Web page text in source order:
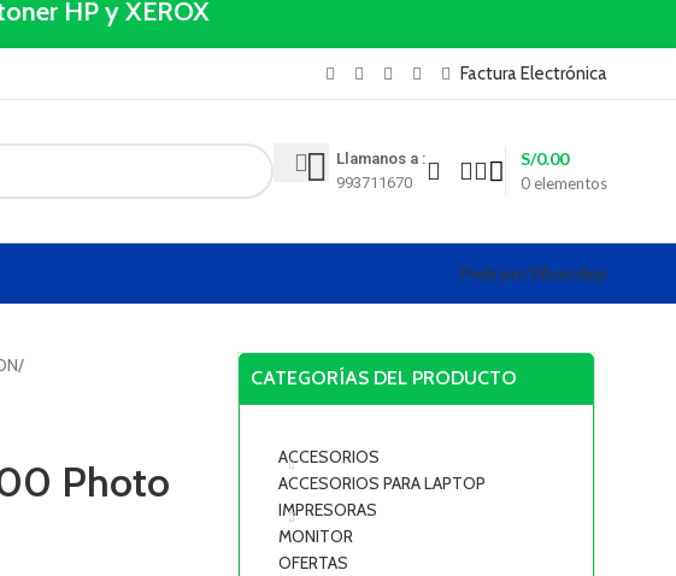
HP y XEROX
Factura Electrónica
Llamanos a :
993711670
0 elementos
S/0.00
Pedir por WhastApp
/
Photo
CATEGORÍAS DEL PRODUCTO
ACCESORIOS
ACCESORIOS PARA LAPTOP
IMPRESORAS
MONITOR
OFERTAS